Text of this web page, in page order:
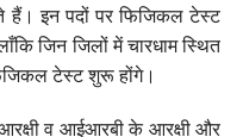
हैं। इन पदों पर फिजिकल टेस्ट
जिन जिलों में चारधाम स्थित
टेस्ट शुरू होंगे।
व आईआरबी के आरक्षी और